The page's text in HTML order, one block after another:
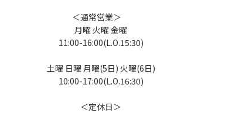
＜通常営業＞
月曜 火曜 金曜
11:00-16:00(L.O.15:30)
土曜 日曜 月曜(5日) 火曜(6日)
10:00-17:00(L.O.16:30)
＜定休日＞